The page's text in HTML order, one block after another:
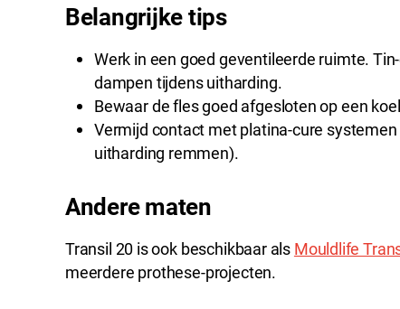
Belangrijke tips
Werk in een goed geventileerde ruimte.
dampen tijdens uitharding.
Bewaar de fles goed afgesloten op een
Vermijd contact met platina-cure
uitharding remmen).
Andere maten
Transil 20 is ook beschikbaar als Mouldlife
meerdere prothese-projecten.